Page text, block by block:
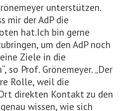
unterstützen.
mir der AdP die
hat.Ich bin gerne
um den AdP noch
Ziele in die
Prof. Grönemeyer. „Der
Rolle, weil die
direkten Kontakt zu den
wissen, wie sich